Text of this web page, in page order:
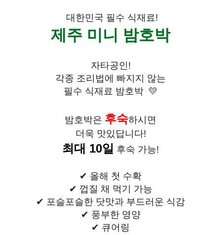
대한민국 필수 식재료!
제주 미니 밤호박
자타공인!
각종 조리법에 빠지지 않는
필수 식재료 밤호박 💛
밤호박은 후숙하시면
더욱 맛있답니다!
최대 10일 후숙 가능!
✔ 올해 첫 수확
✔ 껍질 채 먹기 가능
✔ 포슬포슬한 닷맛과 부드러운 식감
✔ 풍부한 영양
✔ 큐어링